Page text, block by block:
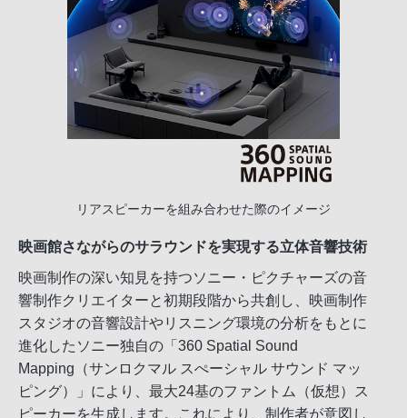
リアスピーカーを組み合わせた際のイメージ
映画館さながらのサラウンドを実現する立体音響技術
映画制作の深い知見を持つソニー・ピクチャーズの音
響制作クリエイターと初期段階から共創し、映画制作
スタジオの音響設計やリスニング環境の分析をもとに
進化したソニー独自の「360 Spatial Sound
Mapping（サンロクマル スぺーシャル サウンド マッ
ピング）」により、最大24基のファントム（仮想）ス
ピーカーを生成します。これにより、制作者が意図し